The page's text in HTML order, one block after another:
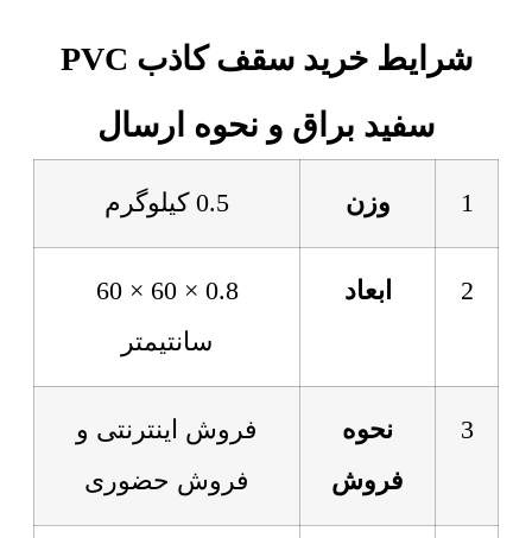
شرایط خرید سقف کاذب PVC
سفید براق و نحوه ارسال
1 وزن 0.5 کیلوگرم
2 ابعاد
0.8 × 60 × 60
سانتیمتر
3
نحوه
فروش
فروش اینترنتی و
فروش حضوری